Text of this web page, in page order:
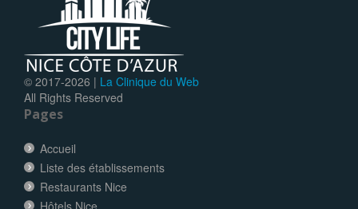
© 2017-2026 | La Clinique du Web
All Rights Reserved
Pages
Accueil
Liste des établissements
Restaurants Nice
Hôtels Nice